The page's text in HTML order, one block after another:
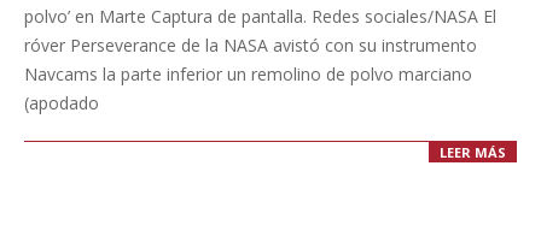
polvo’ en Marte Captura de pantalla. Redes sociales/NASA El
róver Perseverance de la NASA avistó con su instrumento
Navcams la parte inferior un remolino de polvo marciano
(apodado
LEER MÁS